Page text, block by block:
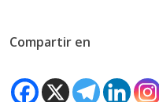
Compartir en